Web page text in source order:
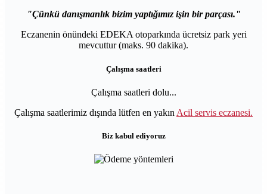
Çünkü danışmanlık bizim yaptığımız işin bir parçası.
Eczanenin önündeki EDEKA otoparkında ücretsiz park yeri
mevcuttur (maks. 90 dakika).
Çalışma saatleri
Çalışma saatleri dolu...
Çalışma saatlerimiz dışında lütfen en yakın Acil servis eczanesi.
Biz kabul ediyoruz